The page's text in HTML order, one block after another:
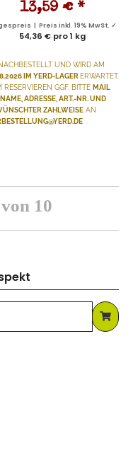
13,59 € *
| Preis inkl. 19% MwSt. ✓
54,36 € pro 1 kg
UND WIRD AM
IM YERD-LAGER ERWARTET.
RESERVIEREN GGF. BITTE MAIL
ADRESSE, ART.-NR. UND
ZAHLWEISE AN
10